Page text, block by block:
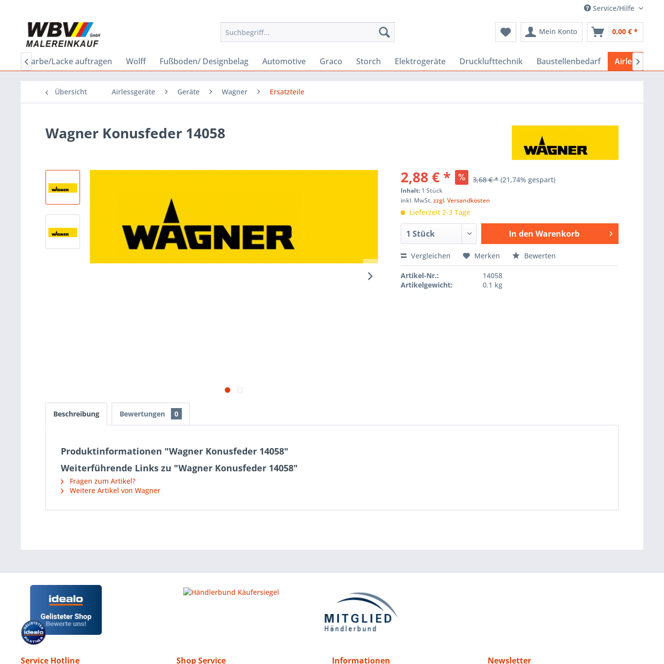
Service/Hilfe
Mein Konto 0,00 € *
Farbe/Lacke auftragen Wolff Fußboden/ Designbelag Automotive Graco Storch Elektrogeräte Drucklufttechnik Baustellenbedarf Airlessgeräte
 
Übersicht Airlessgeräte Geräte Wagner Ersatzteile
Wagner Konusfeder 14058
2,88 € * 3,68 € * (21,74% gespart)
Inhalt: 1 Stück
inkl. MwSt.zzgl. Versandkosten
Lieferzeit 2-3 Tage
In den Warenkorb
Hinzugefügt
Vergleichen Merken Bewerten
Artikel-Nr.:
14058
Artikelgewicht:
0.1 kg
Beschreibung Bewertungen 0
Produktinformationen "Wagner Konusfeder 14058"
Weiterführende Links zu "Wagner Konusfeder 14058"
Fragen zum Artikel?
Weitere Artikel von Wagner
Service Hotline Shop Service Informationen Newsletter